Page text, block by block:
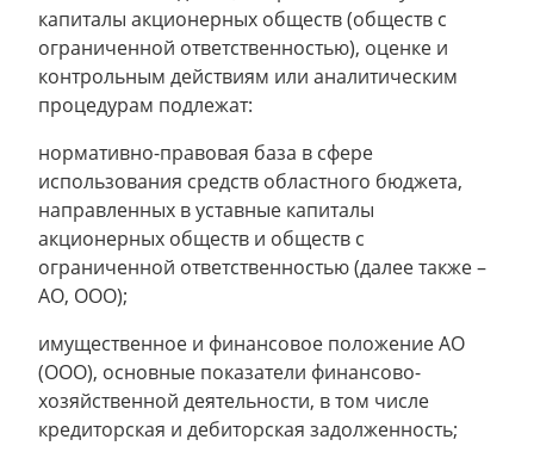
капиталы акционерных обществ (обществ с
ограниченной ответственностью), оценке и
контрольным действиям или аналитическим
процедурам подлежат:
нормативно-правовая база в сфере
использования средств областного бюджета,
направленных в уставные капиталы
акционерных обществ и обществ с
ограниченной ответственностью (далее также –
АО, ООО);
имущественное и финансовое положение АО
(ООО), основные показатели финансово-
хозяйственной деятельности, в том числе
кредиторская и дебиторская задолженность;